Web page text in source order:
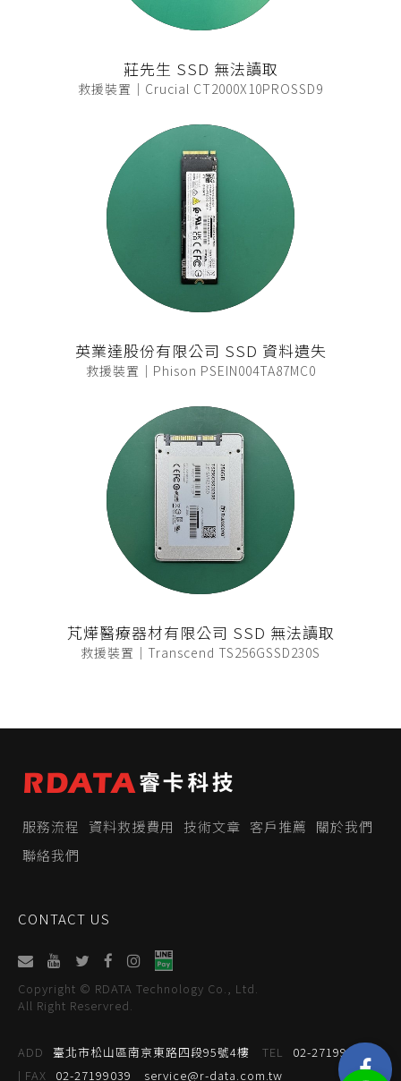
莊先生 SSD 無法讀取
救援裝置｜Crucial CT2000X10PROSSD9
英業達股份有限公司 SSD 資料遺失
救援裝置｜Phison PSEIN004TA87MC0
芃燁醫療器材有限公司 SSD 無法讀取
救援裝置｜Transcend TS256GSSD230S
服務流程 資料救援費用 技術文章 客戶推薦
關於我們
聯絡我們
CONTACT US
Copyright © RDATA Technology Co., Ltd.
All Right Reservred.
ADD 臺北市松山區南京東路四段95號4樓 TEL
02-27199059
| FAX
02-27199039 service@r-data.com.tw